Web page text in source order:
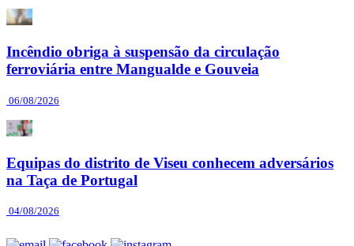
Incêndio obriga à suspensão da circulação
ferroviária entre Mangualde e Gouveia
06/08/2026
Equipas do distrito de Viseu conhecem adversários
na Taça de Portugal
04/08/2026